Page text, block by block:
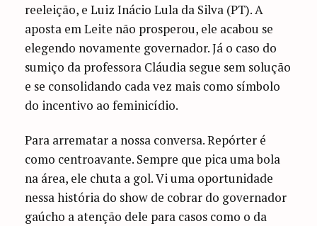
reeleição, e Luiz Inácio Lula da Silva (PT). A
aposta em Leite não prosperou, ele acabou se
elegendo novamente governador. Já o caso do
sumiço da professora Cláudia segue sem solução
e se consolidando cada vez mais como símbolo
do incentivo ao feminicídio.
Para arrematar a nossa conversa. Repórter é
como centroavante. Sempre que pica uma bola
na área, ele chuta a gol. Vi uma oportunidade
nessa história do show de cobrar do governador
gaúcho a atenção dele para casos como o da